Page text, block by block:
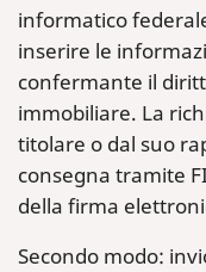
informatico
inserire le
confermante il
immobiliare. La
titolare o dal suo
consegna tramite
della firma
Secondo modo: